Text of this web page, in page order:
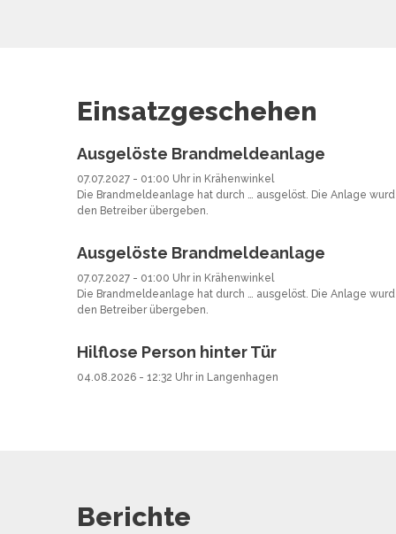
Einsatzgeschehen
Ausgelöste Brandmeldeanlage
07.07.2027 - 01:00 Uhr in Krähenwinkel
Die Brandmeldeanlage hat durch … ausgelöst. Die Anlage
den Betreiber übergeben.
Ausgelöste Brandmeldeanlage
07.07.2027 - 01:00 Uhr in Krähenwinkel
Die Brandmeldeanlage hat durch … ausgelöst. Die Anlage
den Betreiber übergeben.
Hilflose Person hinter Tür
04.08.2026 - 12:32 Uhr in Langenhagen
Berichte